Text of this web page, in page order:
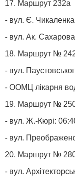
17. Маршрут 232а
- вул. Є.
- вул. Ак.
18. Маршрут №
- вул.
- ООМЦ лікарня
19. Маршрут №
- вул. Ж.-Кюрі:
- вул.
20. Маршрут №
- вул.